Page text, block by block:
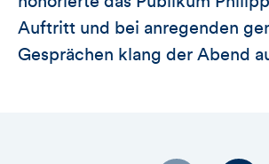
Auftritt und bei anregenden
Gesprächen klang der Abend